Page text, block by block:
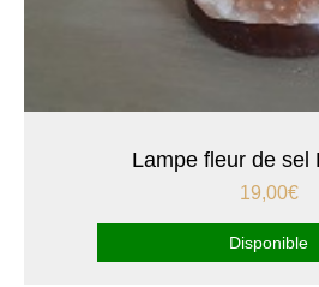
Lampe fleur de sel
19,00€
Disponible